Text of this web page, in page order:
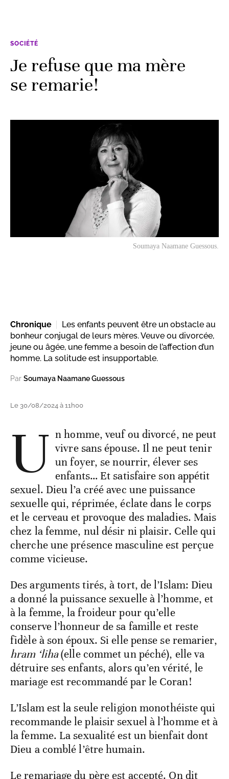
SOCIÉTÉ
Je refuse que ma mère
se remarie!
Soumaya Naamane Guessous.
Chronique
Les enfants peuvent être un obstacle au
bonheur conjugal de leurs mères. Veuve ou divorcée,
jeune ou âgée, une femme a besoin de l’affection d’un
homme. La solitude est insupportable.
Par Soumaya Naamane Guessous
Le 30/08/2024 à 11h00
U n homme, veuf ou divorcé, ne peut
vivre sans épouse. Il ne peut tenir
un foyer, se nourrir, élever ses
enfants… Et satisfaire son appétit
sexuel. Dieu l’a créé avec une puissance
sexuelle qui, réprimée, éclate dans le corps
et le cerveau et provoque des maladies. Mais
chez la femme, nul désir ni plaisir. Celle qui
cherche une présence masculine est perçue
comme vicieuse.
Des arguments tirés, à tort, de l’Islam: Dieu
a donné la puissance sexuelle à l’homme, et
à la femme, la froideur pour qu’elle
conserve l’honneur de sa famille et reste
fidèle à son époux. Si elle pense se remarier,
hram ‘liha(elle commet un péché), elle va
détruire ses enfants, alors qu’en vérité, le
mariage est recommandé par le Coran!
L’Islam est la seule religion monothéiste qui
recommande le plaisir sexuel à l’homme et à
la femme. La sexualité est un bienfait dont
Dieu a comblé l’être humain.
Le remariage du père est accepté. On dit